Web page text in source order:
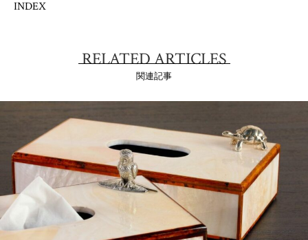
INDEX
RELATED ARTICLES
関連記事